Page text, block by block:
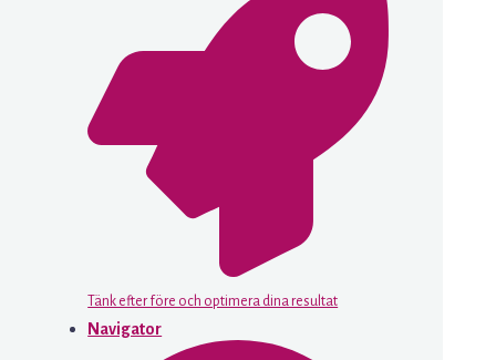
Tänk efter före och optimera dina resultat
Navigator